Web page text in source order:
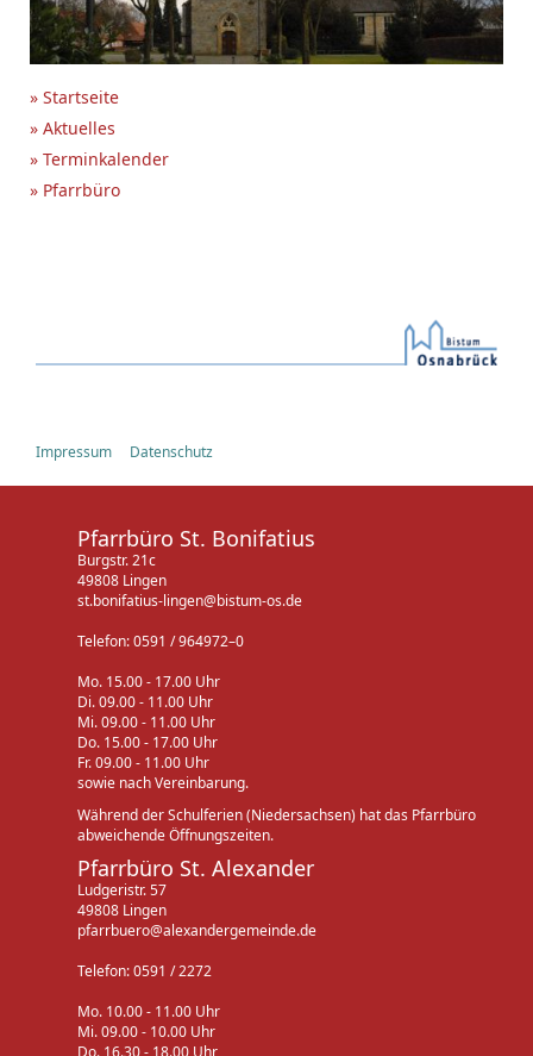
» Startseite
» Aktuelles
» Terminkalender
» Pfarrbüro
Impressum Datenschutz
Pfarrbüro St. Bonifatius
Burgstr. 21c
49808 Lingen
st.bonifatius-lingen@bistum-os.de
Telefon: 0591 / 964972–0
Mo. 15.00 - 17.00 Uhr
Di. 09.00 - 11.00 Uhr
Mi. 09.00 - 11.00 Uhr
Do. 15.00 - 17.00 Uhr
Fr. 09.00 - 11.00 Uhr
sowie nach Vereinbarung.
Während der Schulferien (Niedersachsen) hat das Pfarrbüro
abweichende Öffnungszeiten.
Pfarrbüro St. Alexander
Ludgeristr. 57
49808 Lingen
pfarrbuero@alexandergemeinde.de
Telefon: 0591 / 2272
Mo. 10.00 - 11.00 Uhr
Mi. 09.00 - 10.00 Uhr
Do. 16.30 - 18.00 Uhr